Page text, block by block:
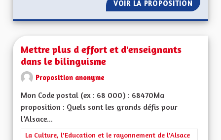
VOIR LA PROPOSITION
Mettre plus d effort et d'enseignants
dans le bilinguisme
Proposition anonyme
Mon Code postal (ex : 68 000) : 68470Ma
proposition : Quels sont les grands défis pour
l’Alsace...
Filtrer les résultats de la catégorie : La Culture, l'Education et
La Culture, l'Education et le rayonnement de l'Alsace